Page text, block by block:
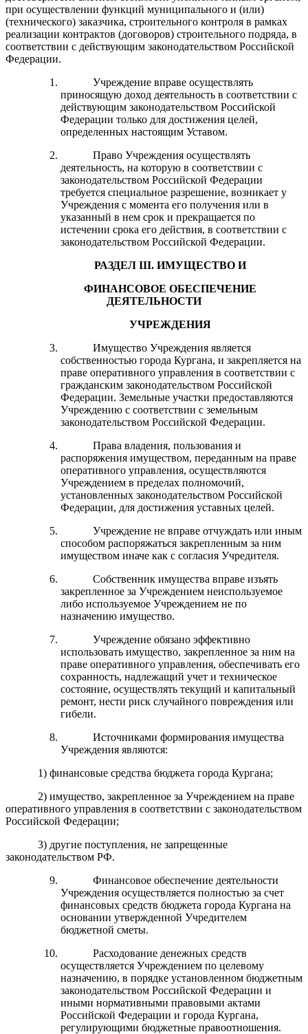
при осуществлении функций муниципального и (или)
(технического) заказчика, строительного контроля в рамках
реализации контрактов (договоров) строительного подряда, в
соответствии с действующим законодательством Российской
Федерации.
Учреждение вправе осуществлять
приносящую доход деятельность в соответствии с
действующим законодательством Российской
Федерации только для достижения целей,
определенных настоящим Уставом.
Право Учреждения осуществлять
деятельность, на которую в соответствии с
законодательством Российской Федерации
требуется специальное разрешение, возникает у
Учреждения с момента его получения или в
указанный в нем срок и прекращается по
истечении срока его действия, в соответствии с
законодательством Российской Федерации.
РАЗДЕЛ III. ИМУЩЕСТВО И
ФИНАНСОВОЕ ОБЕСПЕЧЕНИЕ
ДЕЯТЕЛЬНОСТИ
УЧРЕЖДЕНИЯ
Имущество Учреждения является
собственностью города Кургана, и закрепляется на
праве оперативного управления в соответствии с
гражданским законодательством Российской
Федерации. Земельные участки предоставляются
Учреждению с соответствии с земельным
законодательством Российской Федерации.
Права владения, пользования и
распоряжения имуществом, переданным на праве
оперативного управления, осуществляются
Учреждением в пределах полномочий,
установленных законодательством Российской
Федерации, для достижения уставных целей.
Учреждение не вправе отчуждать или иным
способом распоряжаться закрепленным за ним
имуществом иначе как с согласия Учредителя.
Собственник имущества вправе изъять
закрепленное за Учреждением неиспользуемое
либо используемое Учреждением не по
назначению имущество.
Учреждение обязано эффективно
использовать имущество, закрепленное за ним на
праве оперативного управления, обеспечивать его
сохранность, надлежащий учет и техническое
состояние, осуществлять текущий и капитальный
ремонт, нести риск случайного повреждения или
гибели.
Источниками формирования имущества
Учреждения являются:
1) финансовые средства бюджета города Кургана;
2) имущество, закрепленное за Учреждением на праве
оперативного управления в соответствии с законодательством
Российской Федерации;
3) другие поступления, не запрещенные
законодательством РФ.
Финансовое обеспечение деятельности
Учреждения осуществляется полностью за счет
финансовых средств бюджета города Кургана на
основании утвержденной Учредителем
бюджетной сметы.
Расходование денежных средств
осуществляется Учреждением по целевому
назначению, в порядке установленном бюджетным
законодательством Российской Федерации и
иными нормативными правовыми актами
Российской Федерации и города Кургана,
регулирующими бюджетные правоотношения.